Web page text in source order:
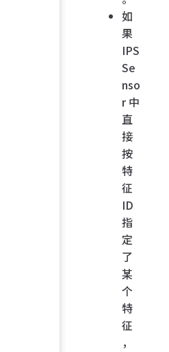
如
果
IPS
Se
nso
r 中
直
接
按
特
征
ID
指
定
了
某
个
特
征
，